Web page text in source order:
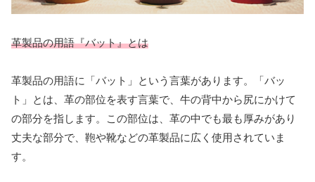
革製品の用語『バット』とは
革製品の用語に「バット」という言葉があります。「バッ
ト」とは、革の部位を表す言葉で、牛の背中から尻にかけて
の部分を指します。この部位は、革の中でも最も厚みがあり
丈夫な部分で、鞄や靴などの革製品に広く使用されていま
す。